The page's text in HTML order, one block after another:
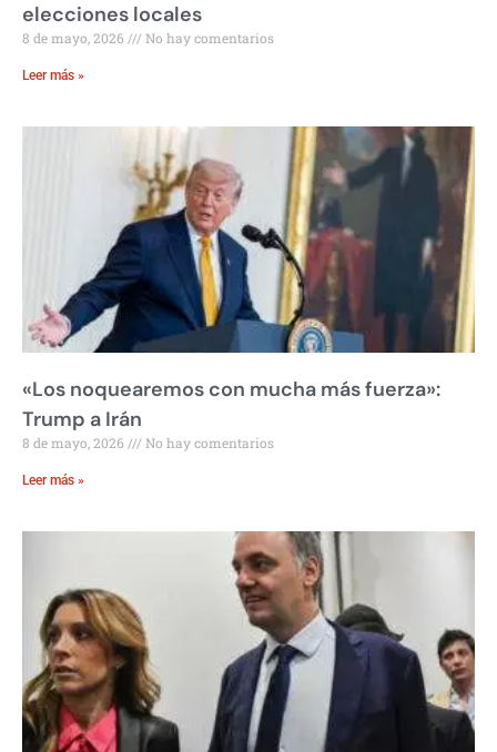
elecciones locales
8 de mayo, 2026 No hay comentarios
Leer más »
«Los noquearemos con mucha más fuerza»:
Trump a Irán
8 de mayo, 2026 No hay comentarios
Leer más »